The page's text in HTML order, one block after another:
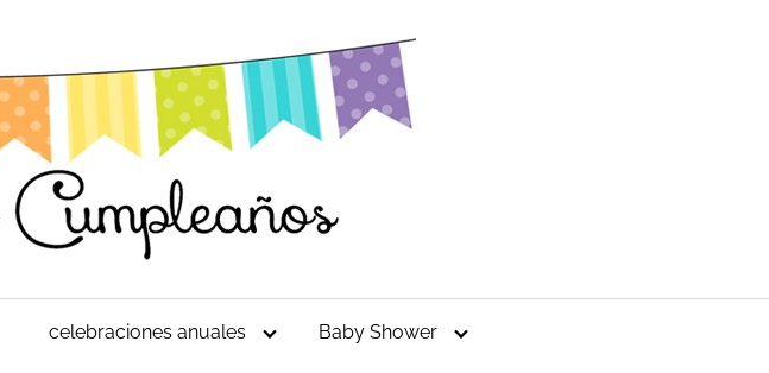
celebraciones anuales Baby Shower